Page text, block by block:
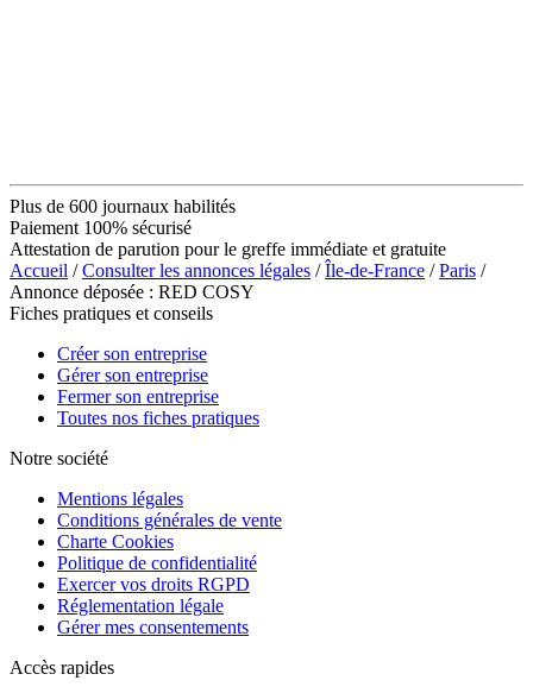
Plus de 600 journaux habilités
Paiement 100% sécurisé
Attestation de parution pour le greffe immédiate et gratuite
Accueil /Consulter les annonces légales /Île-de-France /Paris /
Annonce déposée : RED COSY
Fiches pratiques et conseils
Créer son entreprise
Gérer son entreprise
Fermer son entreprise
Toutes nos fiches pratiques
Notre société
Mentions légales
Conditions générales de vente
Charte Cookies
Politique de confidentialité
Exercer vos droits RGPD
Réglementation légale
Gérer mes consentements
Accès rapides